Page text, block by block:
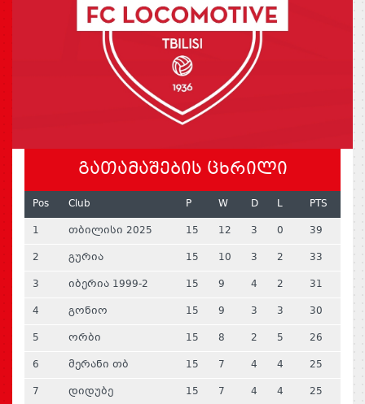
ᲒᲐᲗᲐᲛᲐᲨᲔᲑᲘᲡ ᲪᲮᲠᲘᲚᲘ
Pos Club P W D L
PTS
1
თბილისი 2025 15 12 3 0
39
2
გურია 15 10 3 2
33
3
იბერია 1999-2 15 9 4 2
31
4
გონიო 15 9 3 3
30
5
ორბი 15 8 2 5
26
6
მერანი თბ 15 7 4 4
25
7
დიდუბე 15 7 4 4
25